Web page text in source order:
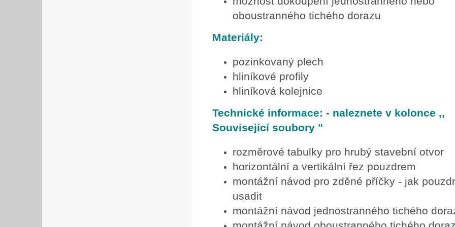
oboustranného tichého dorazu
Materiály:
pozinkovaný plech
hliníkové profily
hliníková kolejnice
Technické informace: - naleznete v kolonce ,,
Související soubory "
rozměrové tabulky pro hrubý stavební otvor
horizontální a vertikální řez pouzdrem
montážní návod pro zděné příčky - jak
usadit
montážní návod jednostranného tichého